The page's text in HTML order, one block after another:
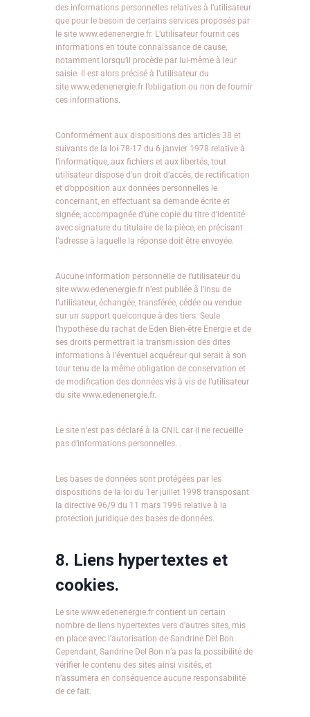
des informations personnelles relatives à l’utilisateur
que pour le besoin de certains services proposés par
le site www.edenenergie.fr. L’utilisateur fournit ces
informations en toute connaissance de cause,
notamment lorsqu’il procède par lui-même à leur
saisie. Il est alors précisé à l’utilisateur du
site www.edenenergie.fr l’obligation ou non de fournir
ces informations.
Conformément aux dispositions des articles 38 et
suivants de la loi 78-17 du 6 janvier 1978 relative à
l’informatique, aux fichiers et aux libertés, tout
utilisateur dispose d’un droit d’accès, de rectification
et d’opposition aux données personnelles le
concernant, en effectuant sa demande écrite et
signée, accompagnée d’une copie du titre d’identité
avec signature du titulaire de la pièce, en précisant
l’adresse à laquelle la réponse doit être envoyée.
Aucune information personnelle de l’utilisateur du
site www.edenenergie.fr n’est publiée à l’insu de
l’utilisateur, échangée, transférée, cédée ou vendue
sur un support quelconque à des tiers. Seule
l’hypothèse du rachat de Eden Bien-être Energie et de
ses droits permettrait la transmission des dites
informations à l’éventuel acquéreur qui serait à son
tour tenu de la même obligation de conservation et
de modification des données vis à vis de l’utilisateur
du site www.edenenergie.fr.
Le site n’est pas déclaré à la CNIL car il ne recueille
pas d’informations personnelles. .
Les bases de données sont protégées par les
dispositions de la loi du 1er juillet 1998 transposant
la directive 96/9 du 11 mars 1996 relative à la
protection juridique des bases de données.
8. Liens hypertextes et
cookies.
Le site www.edenenergie.fr contient un certain
nombre de liens hypertextes vers d’autres sites, mis
en place avec l’autorisation de Sandrine Del Bon.
Cependant, Sandrine Del Bon n’a pas la possibilité de
vérifier le contenu des sites ainsi visités, et
n’assumera en conséquence aucune responsabilité
de ce fait.